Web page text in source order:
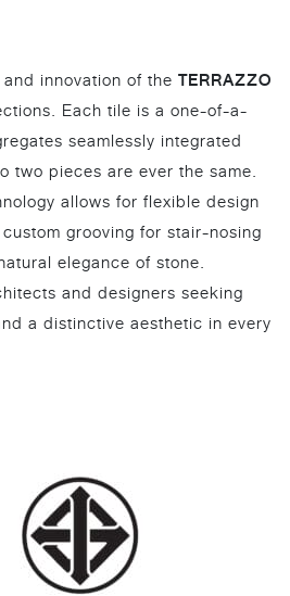
innovation of the TERRAZZO
Each tile is a one-of-a-
seamlessly integrated
two pieces are ever the same.
allows for flexible design
grooving for stair-nosing
elegance of stone.
and designers seeking
a distinctive aesthetic in every